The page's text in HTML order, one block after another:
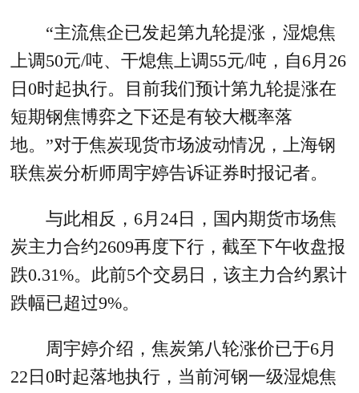
“主流焦企已发起第九轮提涨，湿熄焦
上调50元/吨、干熄焦上调55元/吨，自6月26
日0时起执行。目前我们预计第九轮提涨在
短期钢焦博弈之下还是有较大概率落
地。”对于焦炭现货市场波动情况，上海钢
联焦炭分析师周宇婷告诉证券时报记者。
与此相反，6月24日，国内期货市场焦
炭主力合约2609再度下行，截至下午收盘报
跌0.31%。此前5个交易日，该主力合约累计
跌幅已超过9%。
周宇婷介绍，焦炭第八轮涨价已于6月
22日0时起落地执行，当前河钢一级湿熄焦